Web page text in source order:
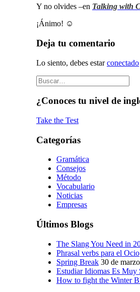
Y no olvides –en Talking with
¡Ánimo! ☺
Deja tu comentario
Lo siento, debes estarconectado
¿Conoces tu nivel de
Take the Test
Categorías
Gramática
Consejos
Método
Vocabulario
Noticias
Empresas
Últimos Blogs
The Slang You Need in
Phrasal verbs para el Ocio
Spring Break 30 de
Estudiar Idiomas Es
How to fight the Winter